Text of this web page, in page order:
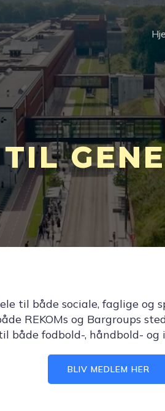
til både sociale, faglige og
REKOMs og Bargroups
både fodbold-, håndbold- og
BLIV MEDLEM HER